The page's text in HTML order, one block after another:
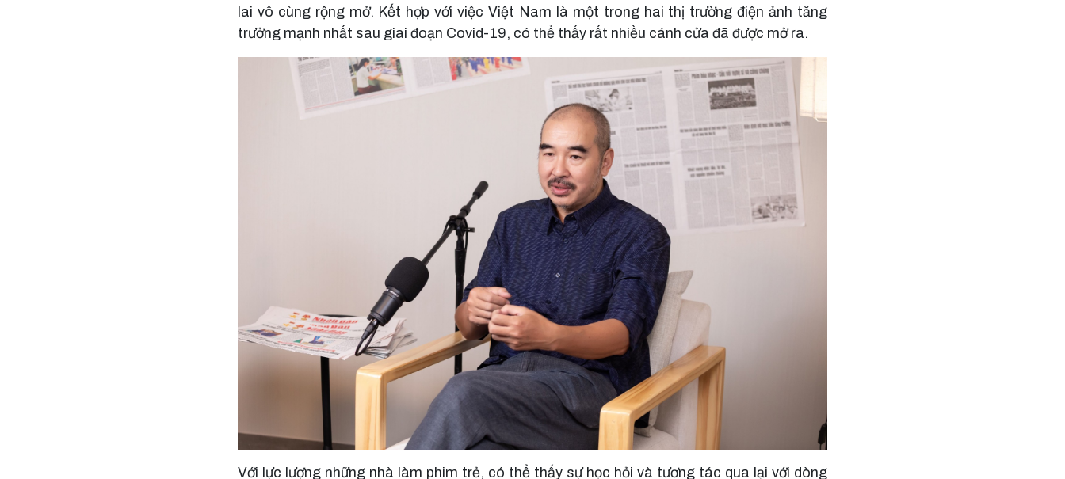
lai vô cùng rộng mở. Kết hợp với việc Việt Nam là một trong hai thị trường điện ảnh tăng
trưởng mạnh nhất sau giai đoạn Covid-19, có thể thấy rất nhiều cánh cửa đã được mở ra.
Với lực lượng những nhà làm phim trẻ, có thể thấy sự học hỏi và tương tác qua lại với dòng